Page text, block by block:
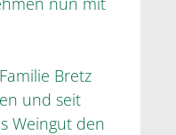
Bretz
und seit
Weingut den